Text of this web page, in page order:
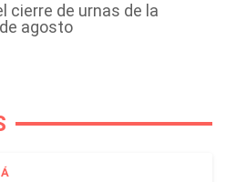
cierre de urnas de la
agosto